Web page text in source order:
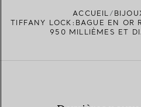
TROUVEZ LA BOUTIQUE LA PLUS
ACCUEIL
TIFFANY LOCK:BAGUE EN OR
950 MILLIÈMES ET